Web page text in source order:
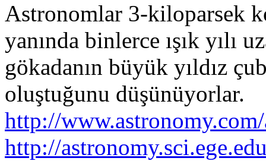
Astronomlar 3-kiloparsek
yanında binlerce ışık yılı
gökadanın büyük yıldız
oluştuğunu düşünüyorlar.
http://
http://